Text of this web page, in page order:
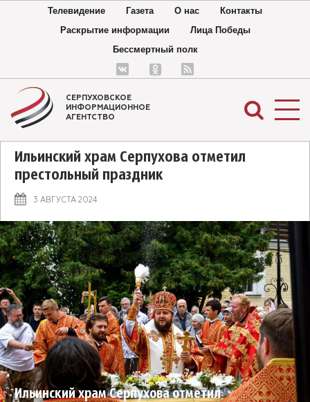
Телевидение Газета О нас
Контакты
Раскрытие информации
Лица Победы
Бессмертный полк
СЕРПУХОВСКОЕ
ИНФОРМАЦИОННОЕ
АГЕНТСТВО
Ильинский храм Серпухова отметил
престольный праздник
3 АВГУСТА 2024
Ильинский храм Серпухова отметил